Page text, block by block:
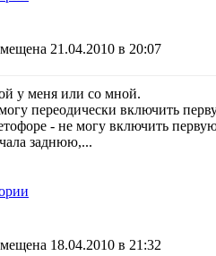
21.04.2010 в 20:07
у меня или со мной.
переодически включить
- не могу включить
заднюю,...
18.04.2010 в 21:32